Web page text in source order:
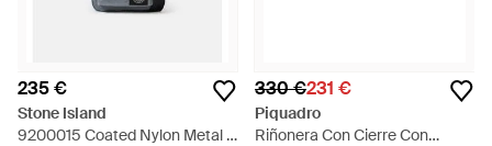
235 €
Stone Island
9200015 Coated Nylon Metal -
330 €231 €
Piquadro
Riñonera Con Cierre Con